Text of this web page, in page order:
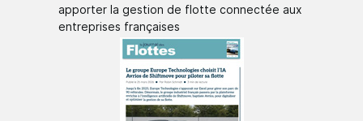
apporter la gestion de flotte connectée aux
entreprises françaises